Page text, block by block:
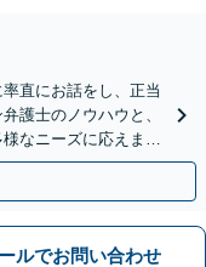
直にお話をし、正当
護士のノウハウと、
なニーズに応えま
ルでお問い合わせ